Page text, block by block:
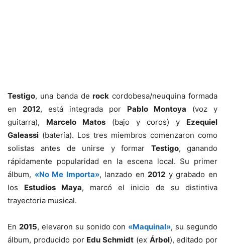
Testigo, una banda derock cordobesa/neuquina formada
en 2012, está integrada por Pablo Montoya (voz y
guitarra), Marcelo Matos (bajo y coros) y Ezequiel
Galeassi (batería). Los tres miembros comenzaron como
solistas antes de unirse y formar Testigo, ganando
rápidamente popularidad en la escena local. Su primer
álbum, «No Me Importa», lanzado en2012 y grabado en
los Estudios Maya, marcó el inicio de su distintiva
trayectoria musical.
En 2015, elevaron su sonido con «Maquinal», su segundo
álbum, producido por Edu Schmidt (ex Árbol), editado por